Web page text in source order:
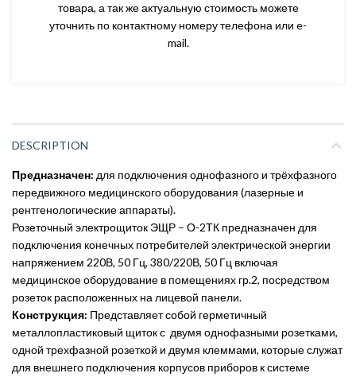
товара, а так же актуальную стоимость можете
уточнить по контактному номеру телефона или e-
mail.
DESCRIPTION
Предназначен: для подключения однофазного и трёхфазного
передвижного медицинского оборудования (лазерные и
рентгенологические аппараты).
Розеточный электрощиток ЭЩР – О-2ТК предназначен для
подключения конечных потребителей электрической энергии
напряжением 220В, 50 Гц, 380/220В, 50 Гц включая
медицинское оборудование в помещениях гр.2, посредством
розеток расположенных на лицевой панели.
Конструкция: Представляет собой герметичный
металлопластиковый щиток с двумя однофазными розетками,
одной трехфазной розеткой и двумя клеммами, которые служат
для внешнего подключения корпусов приборов к системе